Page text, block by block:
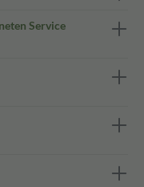
Service